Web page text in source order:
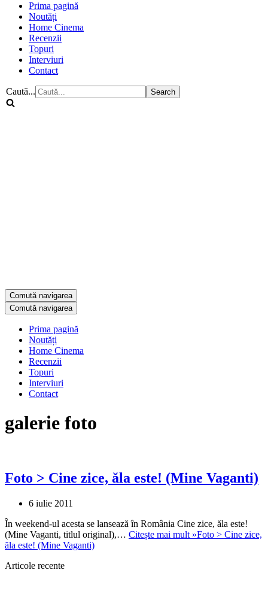
Prima pagină
Noutăți
Home Cinema
Recenzii
Topuri
Interviuri
Contact
Caută...
Comută navigarea
Comută navigarea
Prima pagină
Noutăți
Home Cinema
Recenzii
Topuri
Interviuri
Contact
galerie foto
Foto > Cine zice, ăla este! (Mine Vaganti)
6 iulie 2011
În weekend-ul acesta se lansează în România Cine zice, ăla este!
(Mine Vaganti, titlul original),… Citește mai mult »Foto > Cine zice,
ăla este! (Mine Vaganti)
Articole recente